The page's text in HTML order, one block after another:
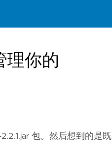
理你的
包。然后想到的是既